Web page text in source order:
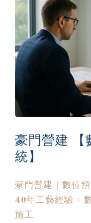
豪門營建 【
統】
豪門營建｜數位
40年工藝經驗 ×
施工
含日本